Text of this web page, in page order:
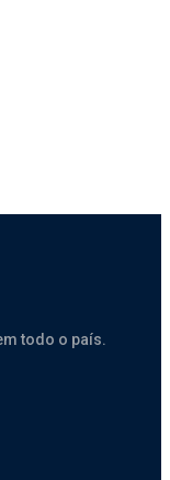
todo o país.